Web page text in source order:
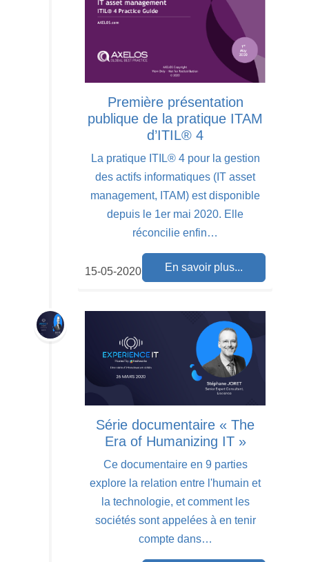
Première présentation
publique de la pratique ITAM
d’ITIL® 4
La pratique ITIL® 4 pour la gestion
des actifs informatiques (IT asset
management, ITAM) est disponible
depuis le 1er mai 2020. Elle
réconcilie enfin…
En savoir plus...
15-05-2020
Série documentaire « The
Era of Humanizing IT »
Ce documentaire en 9 parties
explore la relation entre l'humain et
la technologie, et comment les
sociétés sont appelées à en tenir
compte dans…